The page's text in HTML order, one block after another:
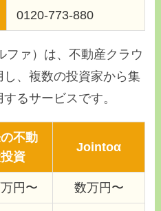
0120-773-880
ファ）は、不動産クラウ
し、複数の投資家から集
るサービスです。
不動
資
Jointoα
円〜 数万円〜